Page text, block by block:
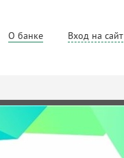
О банке Вход на сайт